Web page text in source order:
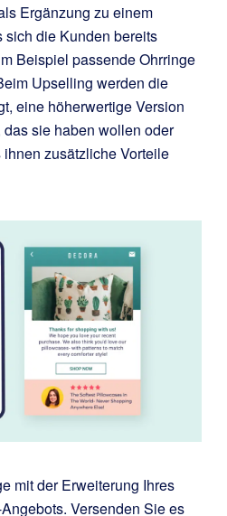
Ergänzung zu einem
sich die Kunden bereits
Beispiel passende Ohrringe
Upselling werden die
eine höherwertige Version
sie haben wollen oder
zusätzliche Vorteile
mit der Erweiterung Ihres
Versenden Sie es